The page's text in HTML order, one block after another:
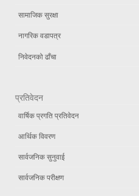
सामाजिक सुरक्षा
नागरिक वडापत्र
निवेदनको ढाँचा
प्रतिवेदन
वार्षिक प्रगति प्रतिवेदन
आर्थिक विवरण
सार्वजनिक सुनुवाई
सार्वजनिक परीक्षण